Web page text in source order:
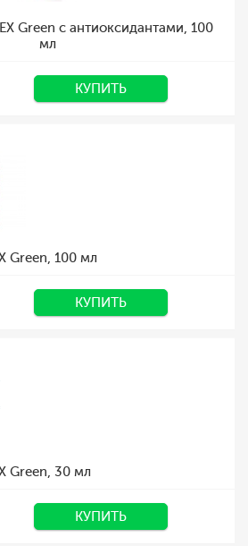
Green с антиоксидантами, 100
мл
КУПИТЬ
Green, 100 мл
КУПИТЬ
Green, 30 мл
КУПИТЬ